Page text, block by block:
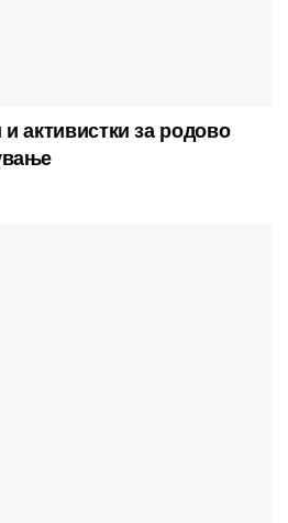
активистки за родово